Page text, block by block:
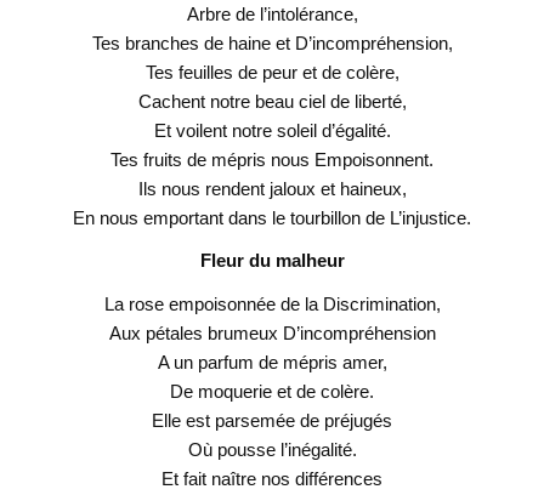
Arbre de l’intolérance,
Tes branches de haine et D’incompréhension,
Tes feuilles de peur et de colère,
Cachent notre beau ciel de liberté,
Et voilent notre soleil d’égalité.
Tes fruits de mépris nous Empoisonnent.
Ils nous rendent jaloux et haineux,
En nous emportant dans le tourbillon de L’injustice.
Fleur du malheur
La rose empoisonnée de la Discrimination,
Aux pétales brumeux D’incompréhension
A un parfum de mépris amer,
De moquerie et de colère.
Elle est parsemée de préjugés
Où pousse l’inégalité.
Et fait naître nos différences